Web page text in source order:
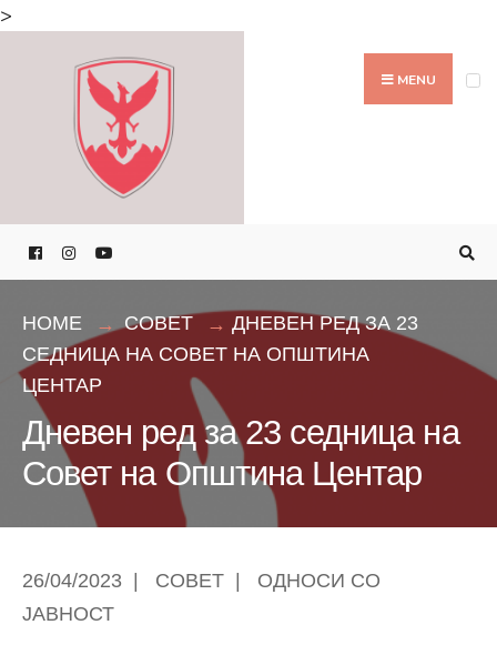
>
MENU
HOME СОВЕТ
ДНЕВЕН РЕД ЗА 23
СЕДНИЦА НА СОВЕТ НА ОПШТИНА
ЦЕНТАР
Дневен ред за 23 седница на
Совет на Општина Центар
26/04/2023 СОВЕТ
ОДНОСИ СО
ЈАВНОСТ